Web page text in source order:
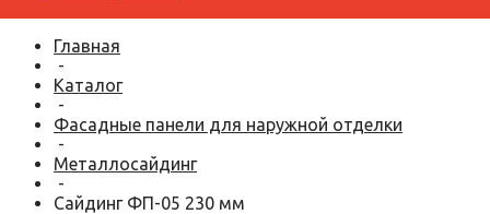
Главная
-
Каталог
-
Фасадные панели для наружной отделки
-
Металлосайдинг
-
Сайдинг ФП-05 230 мм